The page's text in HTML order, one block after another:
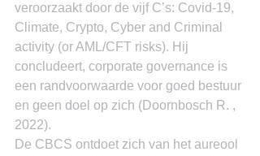
veroorzaakt door de vijf C’s: Covid-19,
Climate, Crypto, Cyber and Criminal
activity (or AML/CFT risks). Hij
concludeert, corporate governance is
een randvoorwaarde voor goed bestuur
en geen doel op zich (Doornbosch R. ,
2022).
De CBCS ontdoet zich van het aureool